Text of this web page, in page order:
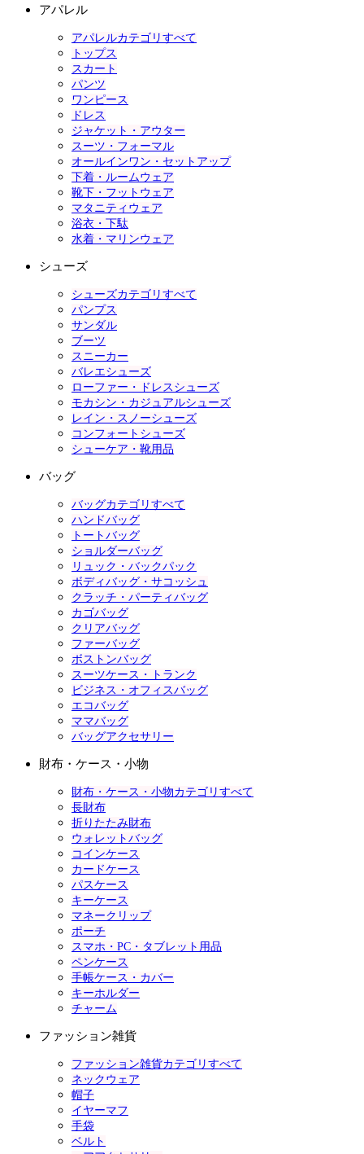
アパレル
アパレルカテゴリすべて
トップス
スカート
パンツ
ワンピース
ドレス
ジャケット・アウター
スーツ・フォーマル
オールインワン・セットアップ
下着・ルームウェア
靴下・フットウェア
マタニティウェア
浴衣・下駄
水着・マリンウェア
シューズ
シューズカテゴリすべて
パンプス
サンダル
ブーツ
スニーカー
バレエシューズ
ローファー・ドレスシューズ
モカシン・カジュアルシューズ
レイン・スノーシューズ
コンフォートシューズ
シューケア・靴用品
バッグ
バッグカテゴリすべて
ハンドバッグ
トートバッグ
ショルダーバッグ
リュック・バックパック
ボディバッグ・サコッシュ
クラッチ・パーティバッグ
カゴバッグ
クリアバッグ
ファーバッグ
ボストンバッグ
スーツケース・トランク
ビジネス・オフィスバッグ
エコバッグ
ママバッグ
バッグアクセサリー
財布・ケース・小物
財布・ケース・小物カテゴリすべて
長財布
折りたたみ財布
ウォレットバッグ
コインケース
カードケース
パスケース
キーケース
マネークリップ
ポーチ
スマホ・PC・タブレット用品
ペンケース
手帳ケース・カバー
キーホルダー
チャーム
ファッション雑貨
ファッション雑貨カテゴリすべて
ネックウェア
帽子
イヤーマフ
手袋
ベルト